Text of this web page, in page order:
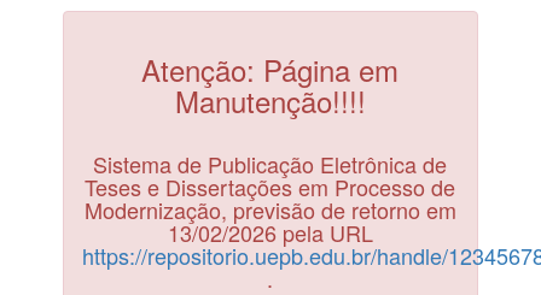
Atenção: Página em
Manutenção!!!!
Sistema de Publicação Eletrônica de
Teses e Dissertações em Processo de
Modernização, previsão de retorno em
13/02/2026 pela URL
https://repositorio.uepb.edu.br/handle/
.